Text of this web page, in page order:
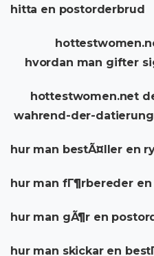
hitta en postorderbrud
hvordan man gifter
hottestwomen.net
wahrend-der-datierung
hur man bestÃ¤ller en
hur man fГ¶rbereder
hur man gÃ¶r en
hur man skickar en